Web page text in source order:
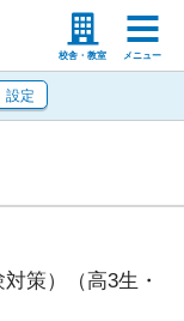
校舎・教室 メニュー
校の先生
設定
策）（高3生・